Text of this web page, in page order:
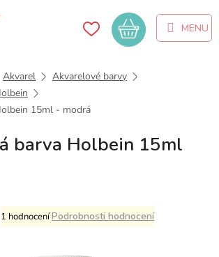
Nákupní
košík
Akvarel
Akvarelové barvy
15ml - modrá
barva Holbein 15ml
Průměrné
hodnocení
1 hodnoceníPodrobnosti hodnocení